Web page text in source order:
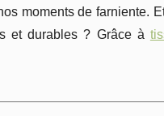
moments de farniente.
et durables ? Grâce à